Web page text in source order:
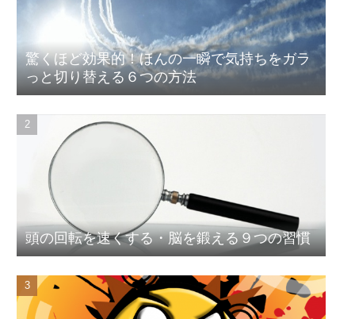
驚くほど効果的！ほんの一瞬で気持ちをガラ
っと切り替える６つの方法
頭の回転を速くする・脳を鍛える９つの習慣